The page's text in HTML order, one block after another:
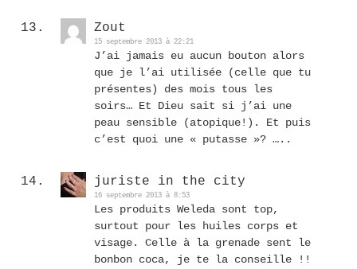
Zout
15 septembre 2013 à 22:21
J’ai jamais eu aucun bouton alors
que je l’ai utilisée (celle que tu
présentes) des mois tous les
soirs… Et Dieu sait si j’ai une
peau sensible (atopique!). Et puis
c’est quoi une « putasse »? …..
juriste in the city
16 septembre 2013 à 8:53
Les produits Weleda sont top,
surtout pour les huiles corps et
visage. Celle à la grenade sent le
bonbon coca, je te la conseille !!